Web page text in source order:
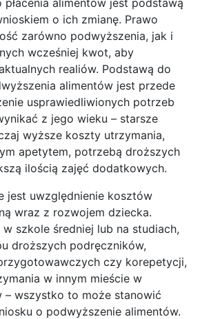
o ich zmianę. Prawo
zarówno podwyższenia, jak i
wcześniej kwot, aby
realiów. Podstawą do
alimentów jest przede
usprawiedliwionych potrzeb
z jego wieku – starsze
wyższe koszty utrzymania,
apetytem, potrzebą droższych
ilością zajęć dodatkowych.
jest uwzględnienie kosztów
wraz z rozwojem dziecka.
szkole średniej lub na studiach,
droższych podręczników,
czy korepetycji,
w innym mieście w
– wszystko to może stanowić
o podwyższenie alimentów.